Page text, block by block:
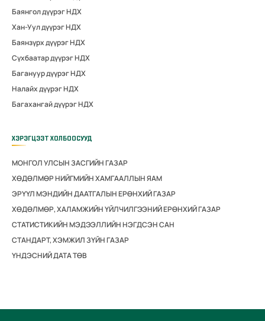
Баянгол дүүрэг НДХ
Хан-Уул дүүрэг НДХ
Баянзүрх дүүрэг НДХ
Сүхбаатар дүүрэг НДХ
Багануур дүүрэг НДХ
Налайх дүүрэг НДХ
Багахангай дүүрэг НДХ
ХЭРЭГЦЭЭТ ХОЛБООСУУД
МОНГОЛ УЛСЫН ЗАСГИЙН ГАЗАР
ХӨДӨЛМӨР НИЙГМИЙН ХАМГААЛЛЫН ЯАМ
ЭРҮҮЛ МЭНДИЙН ДААТГАЛЫН ЕРӨНХИЙ ГАЗАР
ХӨДӨЛМӨР, ХАЛАМЖИЙН ҮЙЛЧИЛГЭЭНИЙ ЕРӨНХИЙ ГАЗАР
СТАТИСТИКИЙН МЭДЭЭЛЛИЙН НЭГДСЭН САН
СТАНДАРТ, ХЭМЖИЛ ЗҮЙН ГАЗАР
ҮНДЭСНИЙ ДАТА ТӨВ